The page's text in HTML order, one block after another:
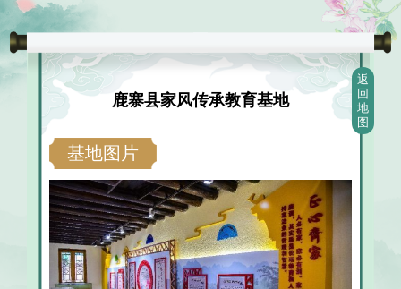
返
回
地
图
鹿寨县家风传承教育基地
基地图片